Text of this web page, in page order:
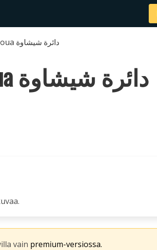
Cercle de Chichaoua دائرة شيشاوة
Cercle de Chichaoua دائرة شيشاوة
vain premium-versiossa.